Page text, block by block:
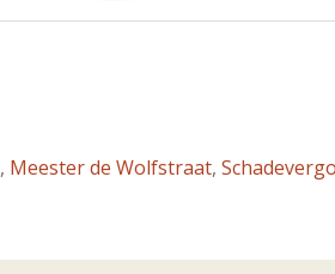
, Meester de Wolfstraat,